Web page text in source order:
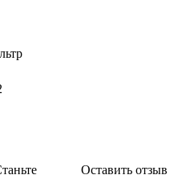
Оставить отзыв